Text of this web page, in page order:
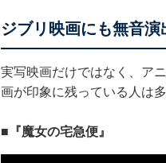
ジブリ映画にも無音演
実写映画だけではなく、ア
画が印象に残っている人は
■『魔女の宅急便』